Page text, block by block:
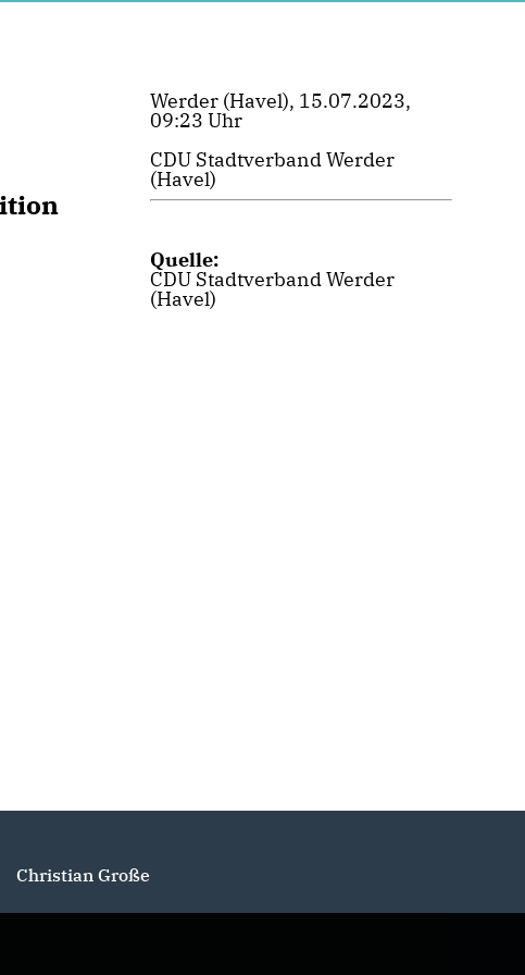
Werder (Havel), 15.07.2023,
09:23 Uhr
CDU Stadtverband Werder
(Havel)
Quelle:
CDU Stadtverband Werder
(Havel)
Christian Große